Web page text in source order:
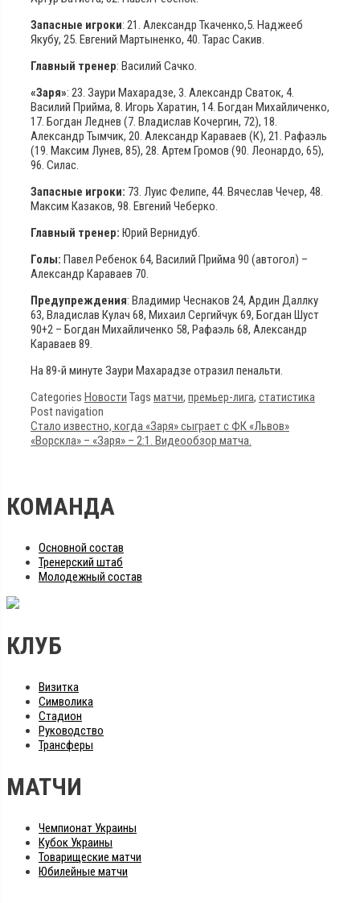
Запасные игроки: 21. Александр Ткаченко,5. Наджееб
Якубу, 25. Евгений Мартыненко, 40. Тарас Сакив.
Главный тренер: Василий Сачко.
«Заря»: 23. Заури Махарадзе, 3. Александр Сваток, 4.
Василий Прийма, 8. Игорь Харатин, 14. Богдан Михайличенко,
17. Богдан Леднев (7. Владислав Кочергин, 72), 18.
Александр Тымчик, 20. Александр Караваев (К), 21. Рафаэль
(19. Максим Лунев, 85), 28. Артем Громов (90. Леонардо, 65),
96. Силас.
Запасные игроки: 73. Луис Фелипе, 44. Вячеслав Чечер, 48.
Максим Казаков, 98. Евгений Чеберко.
Главный тренер: Юрий Вернидуб.
Голы: Павел Ребенок 64, Василий Прийма 90 (автогол) –
Александр Караваев 70.
Предупреждения: Владимир Чеснаков 24, Ардин Даллку
63, Владислав Кулач 68, Михаил Сергийчук 69, Богдан Шуст
90+2 – Богдан Михайличенко 58, Рафаэль 68, Александр
Караваев 89.
На 89-й минуте Заури Махарадзе отразил пенальти.
Categories Новости Tags матчи, премьер-лига, статистика
Post navigation
Стало известно, когда «Заря» сыграет с ФК «Львов»
«Ворскла» – «Заря» – 2:1. Видеообзор матча.
КОМАНДА
Основной состав
Тренерский штаб
Молодежный состав
КЛУБ
Визитка
Символика
Стадион
Руководство
Трансферы
МАТЧИ
Чемпионат Украины
Кубок Украины
Товарищеские матчи
Юбилейные матчи